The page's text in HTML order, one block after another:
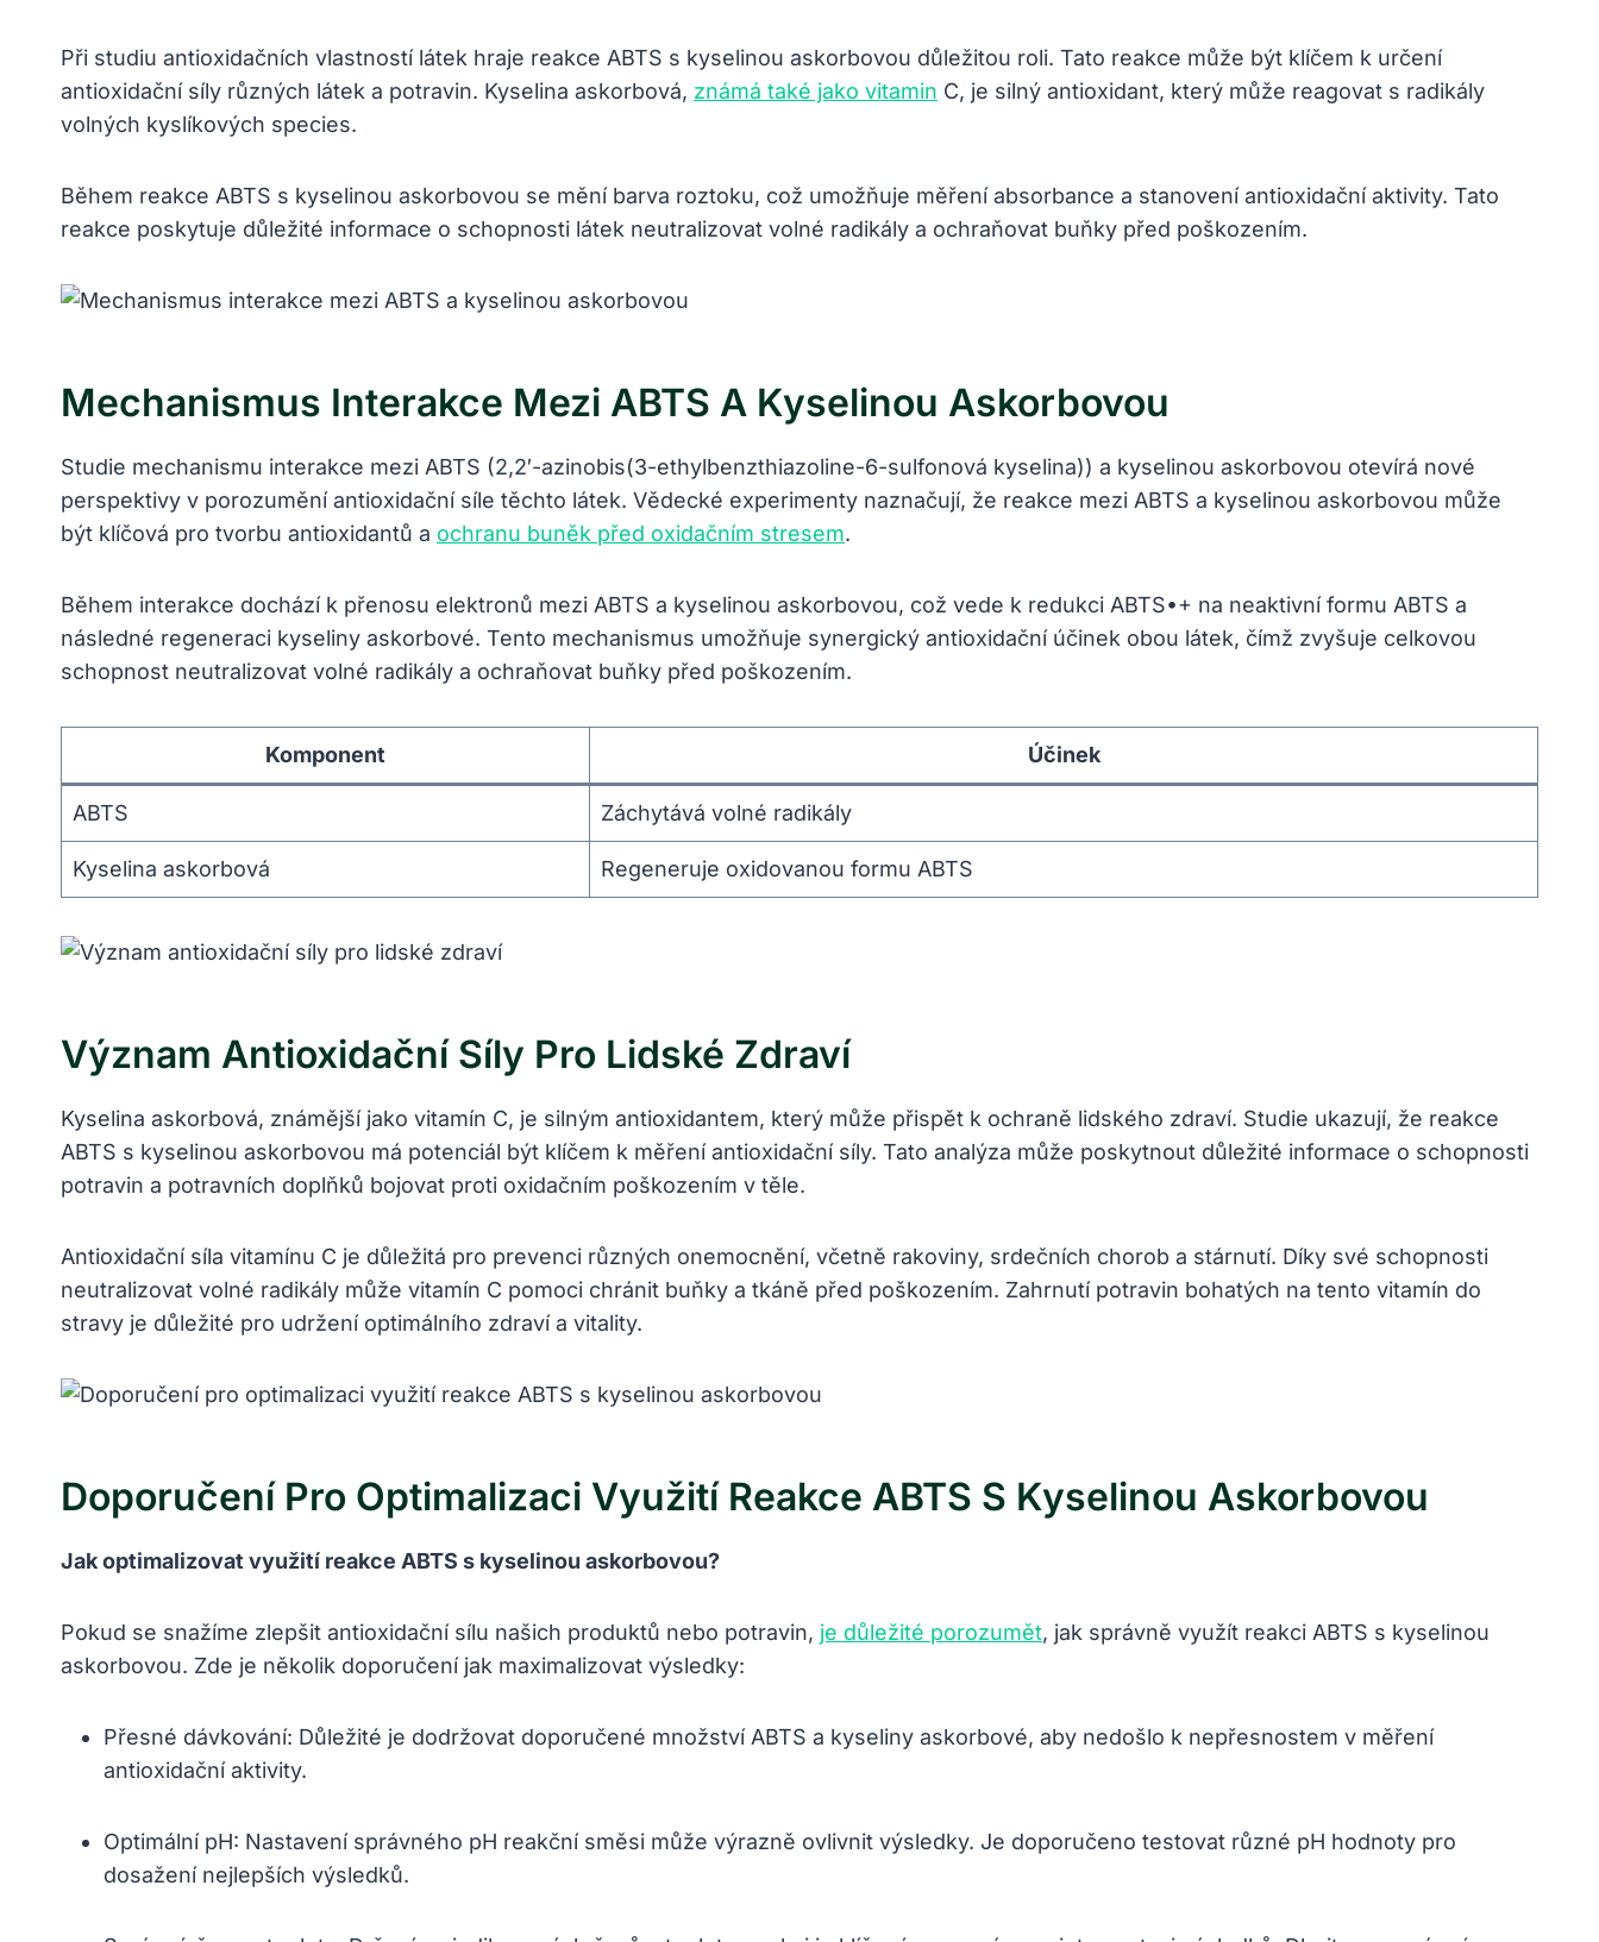
Při studiu antioxidačních vlastností látek hraje reakce ABTS s kyselinou askorbovou důležitou roli. Tato reakce může být klíčem k určení
antioxidační síly různých látek a potravin. Kyselina askorbová, známá také jako vitamin C, je silný antioxidant, který může reagovat s radikály
volných kyslíkových species.
Během reakce ABTS s kyselinou askorbovou se mění barva roztoku, což umožňuje měření absorbance a stanovení antioxidační aktivity. Tato
reakce poskytuje důležité informace o schopnosti látek neutralizovat volné radikály a ochraňovat buňky před poškozením.
Mechanismus Interakce Mezi ABTS A Kyselinou Askorbovou
Studie mechanismu interakce mezi ABTS (2,2′-azinobis(3-ethylbenzthiazoline-6-sulfonová kyselina)) a kyselinou askorbovou otevírá nové
perspektivy v porozumění antioxidační síle těchto látek. Vědecké experimenty naznačují, že reakce mezi ABTS a kyselinou askorbovou může
být klíčová pro tvorbu antioxidantů a ochranu buněk před oxidačním stresem.
Během interakce dochází k přenosu elektronů mezi ABTS a kyselinou askorbovou, což vede k redukci ABTS•+ na neaktivní formu ABTS a
následné regeneraci kyseliny askorbové. Tento mechanismus umožňuje synergický antioxidační účinek obou látek, čímž zvyšuje celkovou
schopnost neutralizovat volné radikály a ochraňovat buňky před poškozením.
Komponent Účinek
ABTS Záchytává volné radikály
Kyselina askorbová Regeneruje oxidovanou formu ABTS
Význam Antioxidační Síly Pro Lidské Zdraví
Kyselina askorbová, známější jako vitamín C, je silným antioxidantem, který může přispět k ochraně lidského zdraví. Studie ukazují, že reakce
ABTS s kyselinou askorbovou má potenciál být klíčem k měření antioxidační síly. Tato analýza může poskytnout důležité informace o schopnosti
potravin a potravních doplňků bojovat proti oxidačním poškozením v těle.
Antioxidační síla vitamínu C je důležitá pro prevenci různých onemocnění, včetně rakoviny, srdečních chorob a stárnutí. Díky své schopnosti
neutralizovat volné radikály může vitamín C pomoci chránit buňky a tkáně před poškozením. Zahrnutí potravin bohatých na tento vitamín do
stravy je důležité pro udržení optimálního zdraví a vitality.
Doporučení Pro Optimalizaci Využití Reakce ABTS S Kyselinou Askorbovou
Jak optimalizovat využití reakce ABTS s kyselinou askorbovou?
Pokud se snažíme zlepšit antioxidační sílu našich produktů nebo potravin, je důležité porozumět, jak správně využít reakci ABTS s kyselinou
askorbovou. Zde je několik doporučení jak maximalizovat výsledky:
Přesné dávkování: Důležité je dodržovat doporučené množství ABTS a kyseliny askorbové, aby nedošlo k nepřesnostem v měření
antioxidační aktivity.
Optimální pH: Nastavení správného pH reakční směsi může výrazně ovlivnit výsledky. Je doporučeno testovat různé pH hodnoty pro
dosažení nejlepších výsledků.